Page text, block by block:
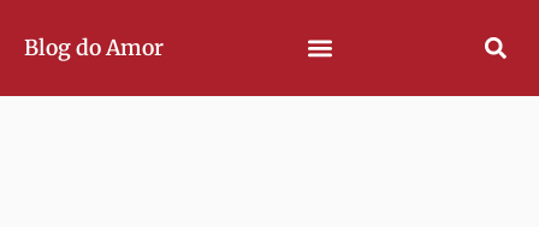
Blog do Amor